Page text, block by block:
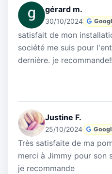
gérard m.
30/10/2024
satisfait de mon
société me suis pour
dernière. je recommande!!
Justine F.
25/10/2024
Très satisfaite de ma
merci à Jimmy pour son
je recommande